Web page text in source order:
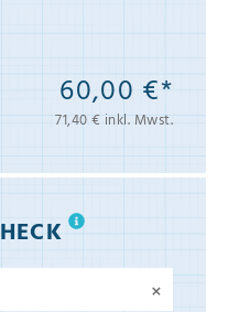
60,00 €*
71,40 € inkl. Mwst.
×